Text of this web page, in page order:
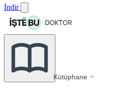
İndir
Kütüphane